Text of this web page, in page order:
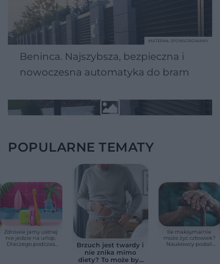
Beninca. Najszybsza, bezpieczna i
nowoczesna automatyka do bram
MATERIAŁ SPONSOROWANY
POPULARNE TEMATY
Zdrowie jamy ustnej
nie jedzie na urlop.
Dlaczego podczas
Brzuch jest twardy i
nie znika mimo
diety? To może być
Ile maksymalnie
może żyć człowiek?
Naukowcy podali